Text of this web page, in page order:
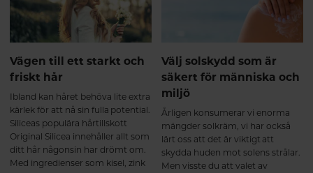
Vägen till ett starkt och
friskt hår
Ibland kan håret behöva lite extra
kärlek för att nå sin fulla potential.
Siliceas populära hårtillskott
Original Silicea innehåller allt som
ditt hår någonsin har drömt om.
Med ingredienser som kisel, zink
Välj solskydd som är
säkert för människa och
miljö
Årligen konsumerar vi enorma
mängder solkräm, vi har också
lärt oss att det är viktigt att
skydda huden mot solens strålar.
Men visste du att valet av